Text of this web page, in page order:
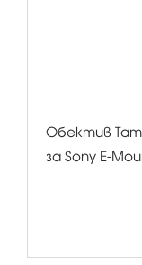
Обектив
за Sony E-